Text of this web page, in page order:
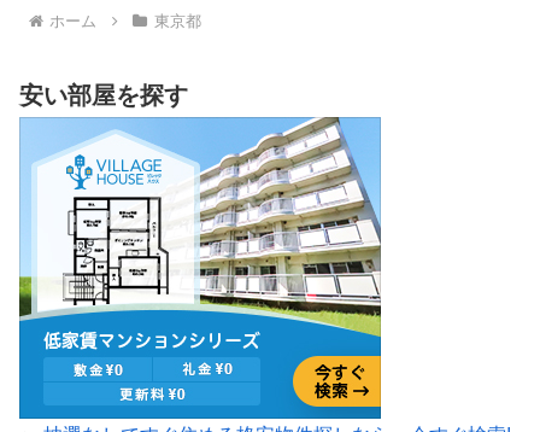
ホーム 東京都
安い部屋を探す